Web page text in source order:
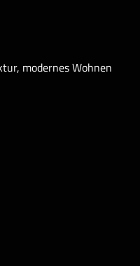
modernes Wohnen